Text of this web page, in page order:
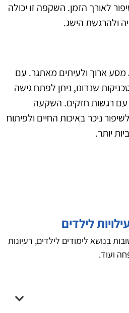
לאורך הזמן. השקפה זו יכולה
ולהרגשת הישג.
ארוך ולעיתים מאתגר. עם
שנדונו, ניתן לפתח גישה
עם רגשות חזקים. השקעה
ניכר באיכות החיים ולפיתוח
יותר.
לילדים
בנושא לימודים לילדים, רעיונות
ועוד.